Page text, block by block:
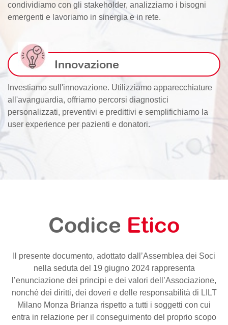
condividiamo con gli stakeholder, analizziamo i bisogni
emergenti e lavoriamo in sinergia e in rete.
Innovazione
Investiamo sull'innovazione. Utilizziamo apparecchiature
all'avanguardia, offriamo percorsi diagnostici
personalizzati, preventivi e predittivi e semplifichiamo la
user experience per pazienti e donatori.
Codice Etico
Il presente documento, adottato dall’Assemblea dei Soci
nella seduta del 19 giugno 2024 rappresenta
l’enunciazione dei principi e dei valori dell’Associazione,
nonché dei diritti, dei doveri e delle responsabilità di LILT
Milano Monza Brianza rispetto a tutti i soggetti con cui
entra in relazione per il conseguimento del proprio scopo